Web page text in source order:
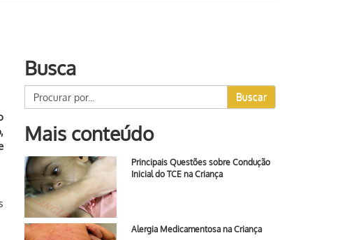
Busca
Buscar
Mais conteúdo
Principais Questões sobre Condução
Inicial do TCE na Criança
Alergia Medicamentosa na Criança